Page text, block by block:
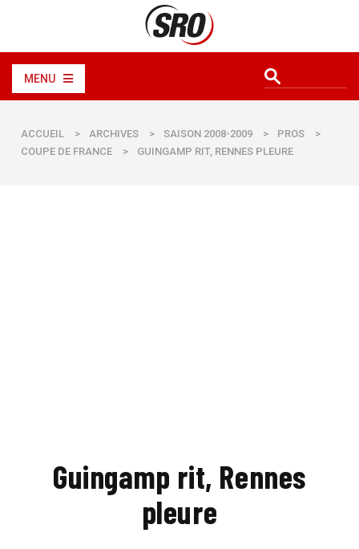
MENU
ACCUEIL > ARCHIVES > SAISON 2008-2009 > PROS
>
COUPE DE FRANCE
> GUINGAMP RIT, RENNES PLEURE
Guingamp rit, Rennes
pleure